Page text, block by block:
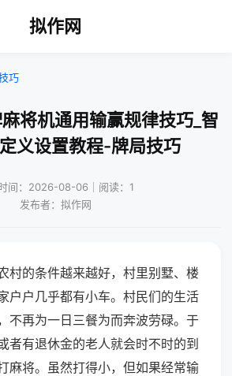
拟作网
巧
将机通用输赢规律技巧_智
义设置教程-牌局技巧
间：2026-08-06｜阅读：1
发布者：拟作网
村的条件越来越好，村里别墅、楼
户户几乎都有小车。村民们的生活
不再为一日三餐为而奔波劳碌。于
者有退休金的老人就会时不时的到
麻将。虽然打得小，但如果经常输